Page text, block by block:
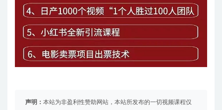
声明： 本站为非盈利性赞助网站，本站所发布的一切视频课程仅